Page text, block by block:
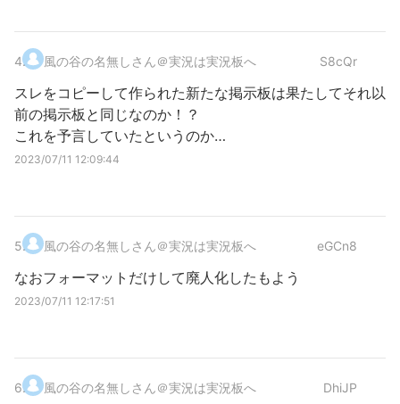
4. 風の谷の名無しさん＠実況は実況板へ S8cQr
スレをコピーして作られた新たな掲示板は果たしてそれ以
前の掲示板と同じなのか！？
これを予言していたというのか…
2023/07/11 12:09:44
5. 風の谷の名無しさん＠実況は実況板へ eGCn8
なおフォーマットだけして廃人化したもよう
2023/07/11 12:17:51
6. 風の谷の名無しさん＠実況は実況板へ DhiJP